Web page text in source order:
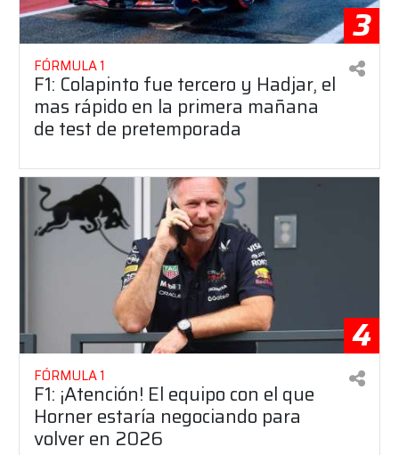
3
FÓRMULA 1
F1: Colapinto fue tercero y Hadjar, el
mas rápido en la primera mañana
de test de pretemporada
4
FÓRMULA 1
F1: ¡Atención! El equipo con el que
Horner estaría negociando para
volver en 2026